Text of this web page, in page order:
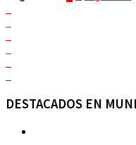
HISTORIAS Y
DESTACADOS EN